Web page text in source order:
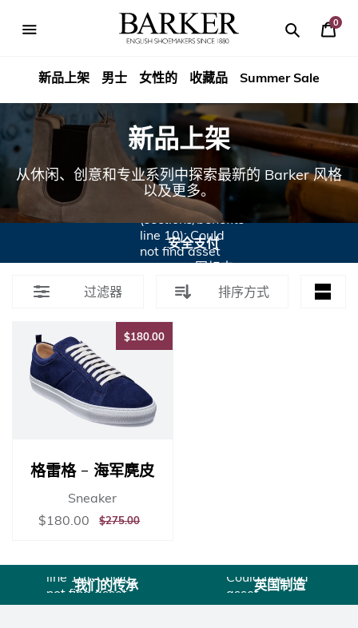
Shoes
Rest
of
World
新品上架 男士 女性的 收藏品 Summer Sale
0
你
新品上架
从休闲、创意和专业系列中探索最新的 Barker 风格
以及更多。
Liquid error
(sections/benefits
line 10): Could
not find asset
snippets/图标支
付.liquid
安全支付
过滤器 排序方式
$180.00$180.00
格雷格 - 海军麂皮
Sneaker
销
格
$180.00 $180.00
正
格
$275.00$275.00
(sections/usps
line 10): Could
not find asset
snippets/图标
我们的传承
line 10):
Could not find
asset
snippets/图标
英国制造